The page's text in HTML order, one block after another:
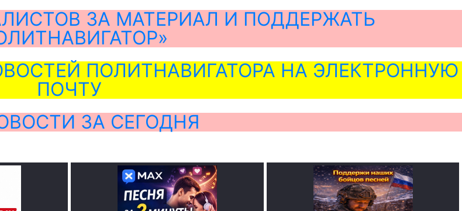
ЗА МАТЕРИАЛ И ПОДДЕРЖАТЬ
ПОЛИТНАВИГАТОРА НА ЭЛЕКТРОННУЮ
ПОЧТУ
ЗА СЕГОДНЯ